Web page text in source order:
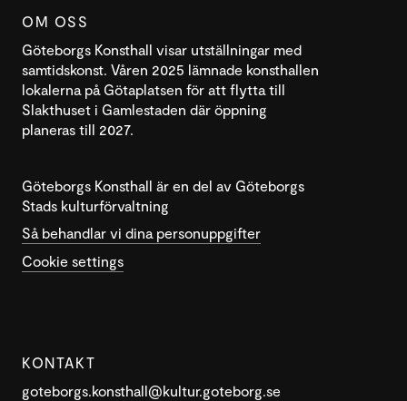
OM OSS
Göteborgs Konsthall visar utställningar med
samtidskonst. Våren 2025 lämnade konsthallen
lokalerna på Götaplatsen för att flytta till
Slakthuset i Gamlestaden där öppning
planeras till 2027.
Göteborgs Konsthall är en del av Göteborgs
Stads kulturförvaltning
Så behandlar vi dina personuppgifter
Cookie settings
KONTAKT
goteborgs.konsthall@kultur.goteborg.se